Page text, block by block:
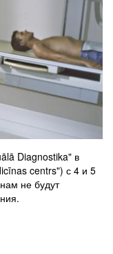
Diagnostika" в
centrs") с 4 и 5
не будут